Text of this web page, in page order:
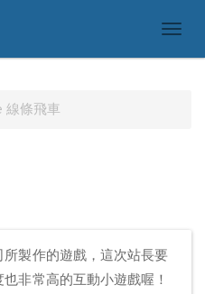
線條飛車
製作的遊戲，這次站長要
非常高的互動小遊戲喔！